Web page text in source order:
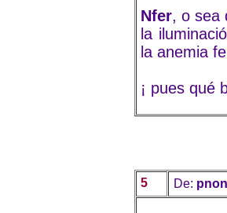
Nfer, o sea
la
la anemia
¡ pues qué
5 De: